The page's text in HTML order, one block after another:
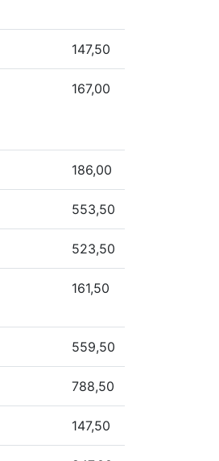
147,50
167,00
186,00
553,50
523,50
161,50
559,50
788,50
147,50